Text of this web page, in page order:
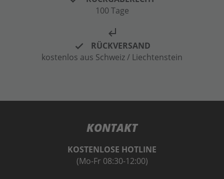
100 Tage
subdirectory_arrow_left
RÜCKVERSAND
kostenlos aus Schweiz / Liechtenstein
KONTAKT
KOSTENLOSE HOTLINE
(Mo-Fr 08:30-12:00)